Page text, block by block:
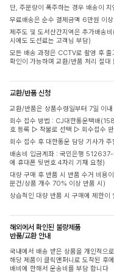
단, 주문량이 폭주하는 경우 배송이
무료배송은 순수 결제금액 6만원 이
제주도 및 도서산간지역은 추가배송
시에도 도선료는 고객님 부담)
모든 배송 과정은 CCTV로 촬영 후
확인이 가능하며 교환/반품 처리 절대
교환/반품 신청
교환/반품은 상품수령일부터 7일 이
회수 접수 방법 : CJ대한통운택배
호 등록 ▷ 착불로 선택 ▷ 회수접수
회수 접수 후 대한통운 담당 기사가
배송비 입금계좌 : 국민은행
에 휴대폰 뒷번호 4자리 기재 요청)
대량 구매 후 반품 시 반품 수거 비용
문건/상품 개수 70% 이상 반품 시)
상습적인 대량 반품 시 구매에 제한이
해외에서 확인된 불량제품
반품/교환 안내
국내에서 배송 받은 상품을 개인적으
해당 제품이 클릭앤퍼니로 도착된 후
배비에 한해서 운송비를 부담 합니다